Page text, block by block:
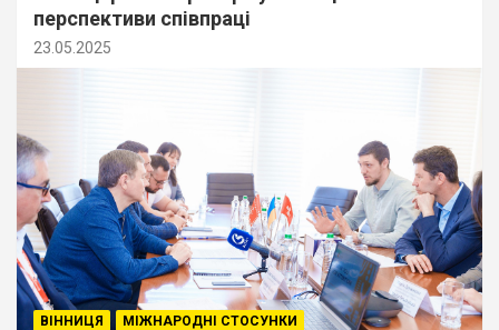
перспективи співпраці
23.05.2025
ВІННИЦЯ МІЖНАРОДНІ СТОСУНКИ